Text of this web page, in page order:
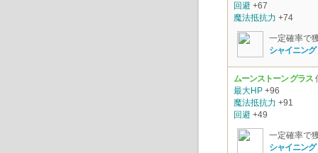
回避 +67
魔法抵抗力 +74
一定確率で
シャイニン
ムーンストーン グラス
最大HP +96
魔法抵抗力 +91
回避 +49
一定確率で
シャイニン